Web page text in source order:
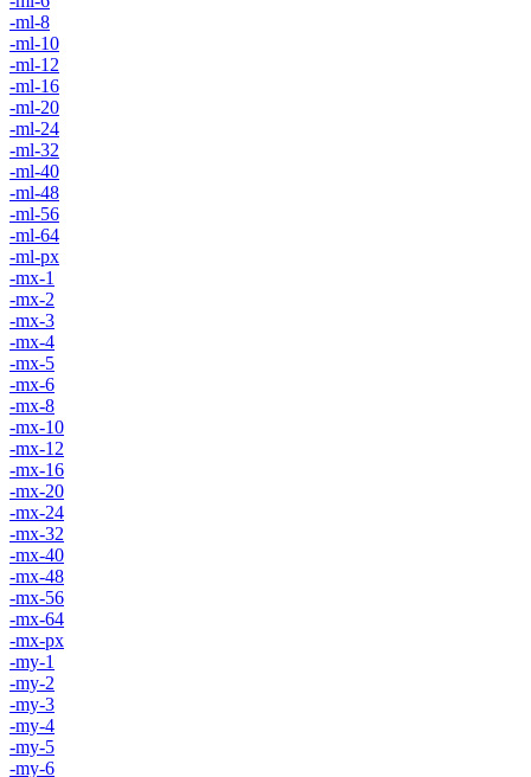
-ml-8
-ml-10
-ml-12
-ml-16
-ml-20
-ml-24
-ml-32
-ml-40
-ml-48
-ml-56
-ml-64
-ml-px
-mx-1
-mx-2
-mx-3
-mx-4
-mx-5
-mx-6
-mx-8
-mx-10
-mx-12
-mx-16
-mx-20
-mx-24
-mx-32
-mx-40
-mx-48
-mx-56
-mx-64
-mx-px
-my-1
-my-2
-my-3
-my-4
-my-5
-my-6